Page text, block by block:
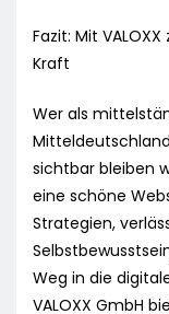
Fazit: Mit
Kraft
Wer als
sichtbar bleiben
eine schöne
Strategien,
Weg in die
VALOXX GmbH